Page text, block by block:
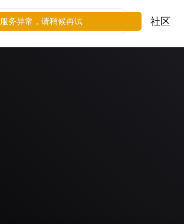
社区
服务异常，请稍候再试